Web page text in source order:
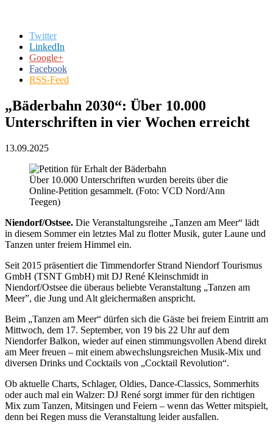
Twitter
LinkedIn
Google+
Facebook
RSS-Feed
„Bäderbahn 2030“: Über 10.000
Unterschriften in vier Wochen erreicht
13.09.2025
Über 10.000 Unterschriften wurden bereits über die
Online-Petition gesammelt. (Foto: VCD Nord/Ann
Teegen)
Niendorf/Ostsee. Die Veranstaltungsreihe „Tanzen am Meer“ lädt
in diesem Sommer ein letztes Mal zu flotter Musik, guter Laune und
Tanzen unter freiem Himmel ein.
Seit 2015 präsentiert die Timmendorfer Strand Niendorf Tourismus
GmbH (TSNT GmbH) mit DJ René Kleinschmidt in
Niendorf/Ostsee die überaus beliebte Veranstaltung „Tanzen am
Meer”, die Jung und Alt gleichermaßen anspricht.
Beim „Tanzen am Meer“ dürfen sich die Gäste bei freiem Eintritt am
Mittwoch, dem 17. September, von 19 bis 22 Uhr auf dem
Niendorfer Balkon, wieder auf einen stimmungsvollen Abend direkt
am Meer freuen – mit einem abwechslungsreichen Musik-Mix und
diversen Drinks und Cocktails von „Cocktail Revolution“.
Ob aktuelle Charts, Schlager, Oldies, Dance-Classics, Sommerhits
oder auch mal ein Walzer: DJ René sorgt immer für den richtigen
Mix zum Tanzen, Mitsingen und Feiern – wenn das Wetter mitspielt,
denn bei Regen muss die Veranstaltung leider ausfallen.